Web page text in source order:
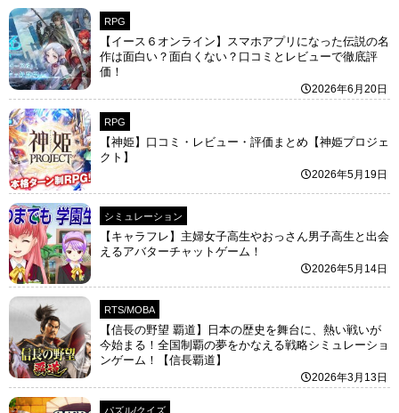
RPG
【イース６オンライン】スマホアプリになった伝説の名
作は面白い？面白くない？口コミとレビューで徹底評
価！
2026年6月20日
RPG
【神姫】口コミ・レビュー・評価まとめ【神姫プロジェ
クト】
2026年5月19日
シミュレーション
【キャラフレ】主婦女子高生やおっさん男子高生と出会
えるアバターチャットゲーム！
2026年5月14日
RTS/MOBA
【信長の野望 覇道】日本の歴史を舞台に、熱い戦いが
今始まる！全国制覇の夢をかなえる戦略シミュレーショ
ンゲーム！【信長覇道】
2026年3月13日
パズル/クイズ